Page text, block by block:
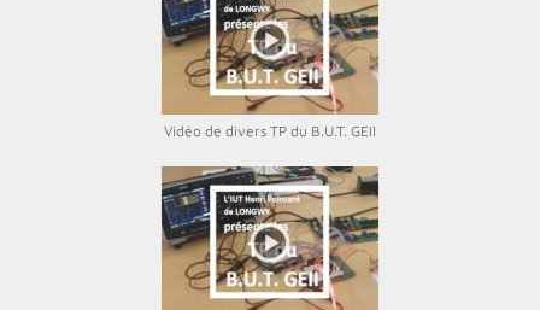
Vidéo de divers TP du B.U.T. GEII